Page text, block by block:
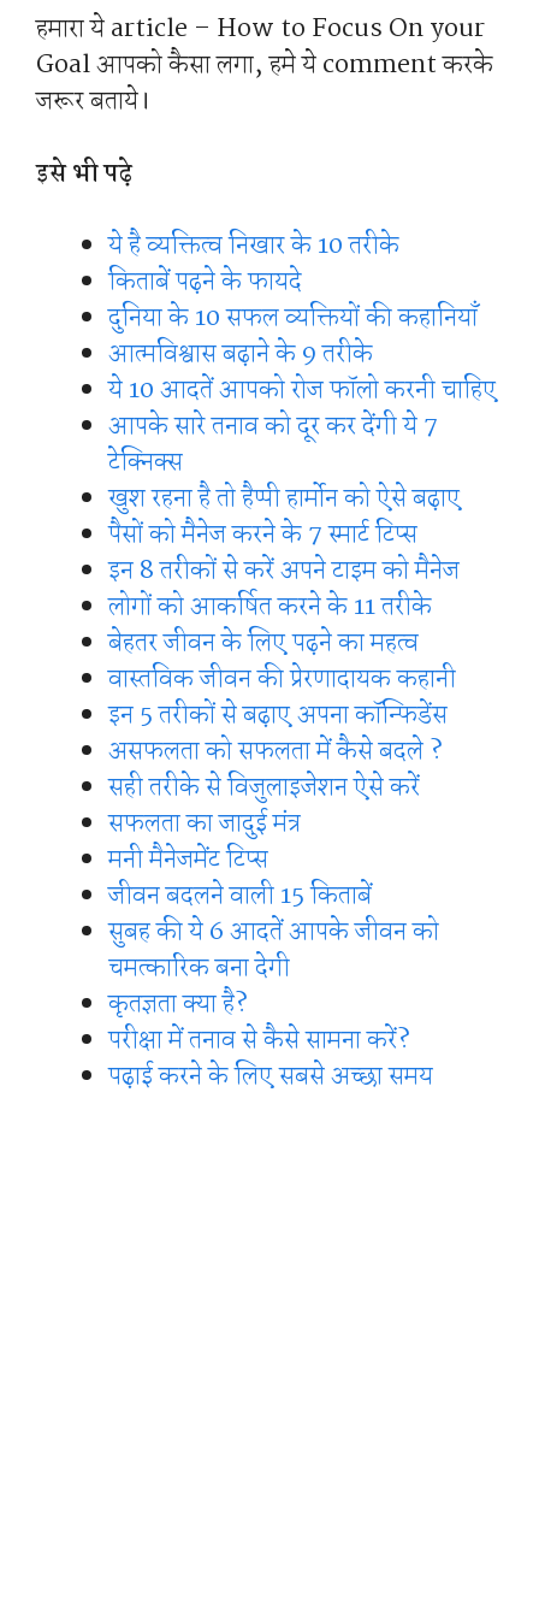
हमारा ये article – How to Focus On your
Goal आपको कैसा लगा, हमे ये comment करके
जरूर बताये।
इसे भी पढ़े
ये है व्यक्तित्व निखार के 10 तरीके
किताबें पढ़ने के फायदे
दुनिया के 10 सफल व्यक्तियों की कहानियाँ
आत्मविश्वास बढ़ाने के 9 तरीके
ये 10 आदतें आपको रोज फॉलो करनी चाहिए
आपके सारे तनाव को दूर कर देंगी ये 7
टेक्निक्स
खुश रहना है तो हैप्पी हार्मोन को ऐसे बढ़ाए
पैसों को मैनेज करने के 7 स्मार्ट टिप्स
इन 8 तरीकों से करें अपने टाइम को मैनेज
लोगों को आकर्षित करने के 11 तरीके
बेहतर जीवन के लिए पढ़ने का महत्व
वास्तविक जीवन की प्रेरणादायक कहानी
इन 5 तरीकों से बढ़ाए अपना कॉन्फिडेंस
असफलता को सफलता में कैसे बदले ?
सही तरीके से विजुलाइजेशन ऐसे करें
सफलता का जादुई मंत्र
मनी मैनेजमेंट टिप्स
जीवन बदलने वाली 15 किताबें
सुबह की ये 6 आदतें आपके जीवन को
चमत्कारिक बना देगी
कृतज्ञता क्या है?
परीक्षा में तनाव से कैसे सामना करें?
पढ़ाई करने के लिए सबसे अच्छा समय